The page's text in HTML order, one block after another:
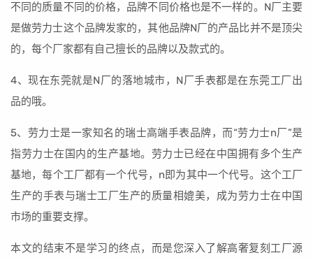
不同的质量不同的价格，品牌不同价格也是不一样的。N厂主要
是做劳力士这个品牌发家的，其他品牌N厂的产品比并不是顶尖
的，每个厂家都有自己擅长的品牌以及款式的。
4、现在东莞就是N厂的落地城市，N厂手表都是在东莞工厂出
品的哦。
5、劳力士是一家知名的瑞士高端手表品牌，而“劳力士n厂”是
指劳力士在国内的生产基地。劳力士已经在中国拥有多个生产
基地，每个工厂都有一个代号，n即为其中一个代号。这个工厂
生产的手表与瑞士工厂生产的质量相媲美，成为劳力士在中国
市场的重要支撑。
本文的结束不是学习的终点，而是您深入了解高奢复刻工厂源